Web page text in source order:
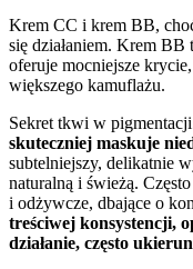
Krem CC i krem BB,
się działaniem. Krem
oferuje mocniejsze
większego kamuflażu.
Sekret tkwi w
skuteczniej maskuje
subtelniejszy, delikatnie
naturalną i świeżą.
i odżywcze, dbające o
treściwej konsystencji,
działanie, często